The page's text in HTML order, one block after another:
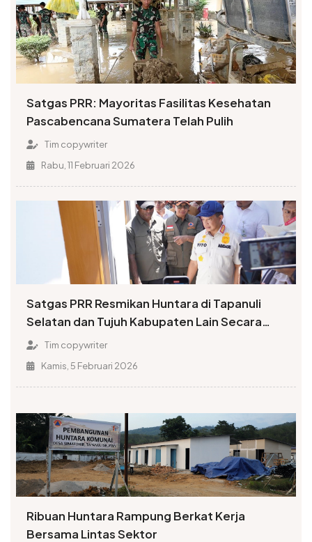
Satgas PRR: Mayoritas Fasilitas Kesehatan
Pascabencana Sumatera Telah Pulih
Tim copywriter
Rabu, 11 Februari 2026
Satgas PRR Resmikan Huntara di Tapanuli
Selatan dan Tujuh Kabupaten Lain Secara
Serempak
Tim copywriter
Kamis, 5 Februari 2026
Ribuan Huntara Rampung Berkat Kerja
Bersama Lintas Sektor